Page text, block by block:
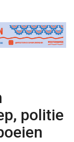
politie